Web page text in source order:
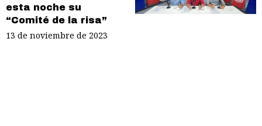
esta noche su
“Comité de la risa”
13 de noviembre de 2023